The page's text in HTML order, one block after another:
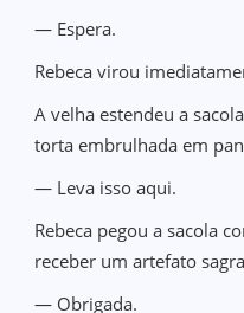
— Espera.
Rebeca virou
A velha estendeu a
torta embrulhada em
— Leva isso aqui.
Rebeca pegou a sacola
receber um artefato
— Obrigada.